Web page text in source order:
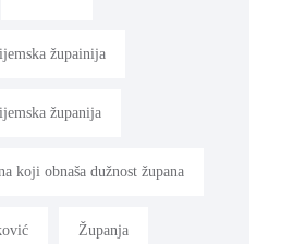
župainija
županija
koji obnaša dužnost župana
Županja